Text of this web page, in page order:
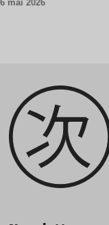
6 mai 2026